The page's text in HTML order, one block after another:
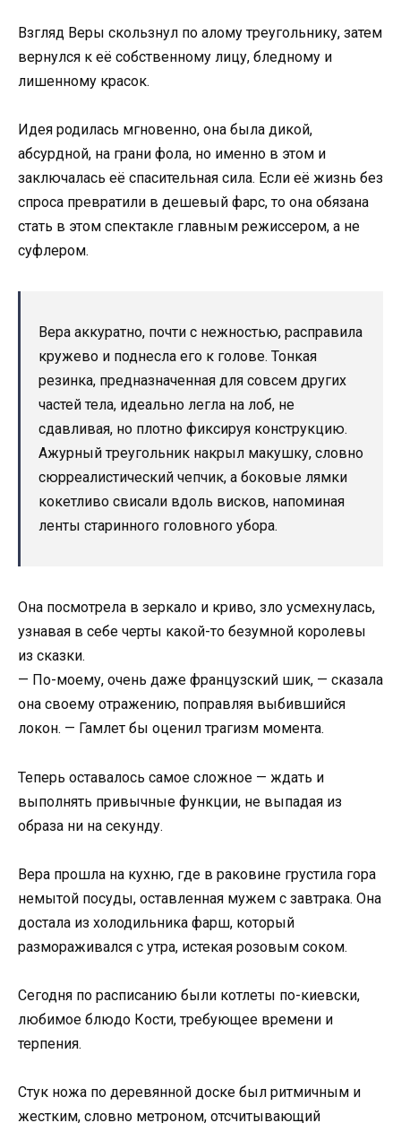
Взгляд Веры скользнул по алому треугольнику, затем
вернулся к её собственному лицу, бледному и
лишенному красок.
Идея родилась мгновенно, она была дикой,
абсурдной, на грани фола, но именно в этом и
заключалась её спасительная сила. Если её жизнь без
спроса превратили в дешевый фарс, то она обязана
стать в этом спектакле главным режиссером, а не
суфлером.
Вера аккуратно, почти с нежностью, расправила
кружево и поднесла его к голове. Тонкая
резинка, предназначенная для совсем других
частей тела, идеально легла на лоб, не
сдавливая, но плотно фиксируя конструкцию.
Ажурный треугольник накрыл макушку, словно
сюрреалистический чепчик, а боковые лямки
кокетливо свисали вдоль висков, напоминая
ленты старинного головного убора.
Она посмотрела в зеркало и криво, зло усмехнулась,
узнавая в себе черты какой-то безумной королевы
из сказки.
— По-моему, очень даже французский шик, — сказала
она своему отражению, поправляя выбившийся
локон. — Гамлет бы оценил трагизм момента.
Теперь оставалось самое сложное — ждать и
выполнять привычные функции, не выпадая из
образа ни на секунду.
Вера прошла на кухню, где в раковине грустила гора
немытой посуды, оставленная мужем с завтрака. Она
достала из холодильника фарш, который
размораживался с утра, истекая розовым соком.
Сегодня по расписанию были котлеты по-киевски,
любимое блюдо Кости, требующее времени и
терпения.
Стук ножа по деревянной доске был ритмичным и
жестким, словно метроном, отсчитывающий